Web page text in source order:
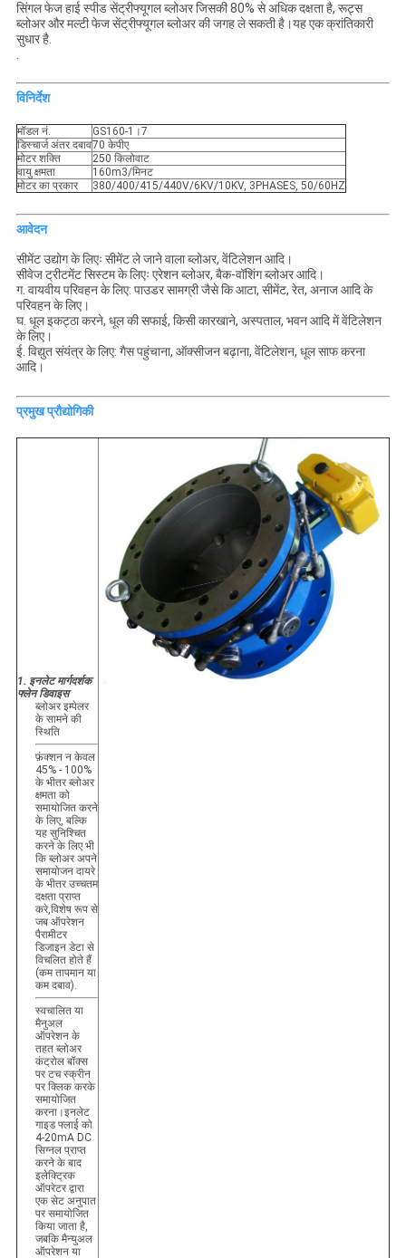
सिंगल फेज हाई स्पीड सेंट्रीफ्यूगल ब्लोअर जिसकी 80% से अधिक दक्षता है, रूट्स
ब्लोअर और मल्टी फेज सेंट्रीफ्यूगल ब्लोअर की जगह ले सकती है।यह एक क्रांतिकारी
सुधार है.
.
विनिर्देश
मॉडल नं.
GS160-1।7
डिस्चार्ज अंतर दबाव70 केपीए
मोटर शक्ति
250 किलोवाट
वायु क्षमता
160m3/मिनट
मोटर का प्रकार
380/400/415/440V/6KV/10KV, 3PHASES, 50/60HZ
आवेदन
सीमेंट उद्योग के लिएः सीमेंट ले जाने वाला ब्लोअर, वेंटिलेशन आदि।
सीवेज ट्रीटमेंट सिस्टम के लिएः एरेशन ब्लोअर, बैक-वॉशिंग ब्लोअर आदि।
ग. वायवीय परिवहन के लिए: पाउडर सामग्री जैसे कि आटा, सीमेंट, रेत, अनाज आदि के
परिवहन के लिए।
घ. धूल इकट्ठा करने, धूल की सफाई, किसी कारखाने, अस्पताल, भवन आदि में वेंटिलेशन
के लिए।
ई. विद्युत संयंत्र के लिए: गैस पहुंचाना, ऑक्सीजन बढ़ाना, वेंटिलेशन, धूल साफ करना
आदि।
प्रमुख प्रौद्योगिकी
1. इनलेट मार्गदर्शक
फ्लेन डिवाइस
ब्लोअर इम्पेलर
के सामने की
स्थिति
फ़ंक्शन न केवल
45% - 100%
के भीतर ब्लोअर
क्षमता को
समायोजित करने
के लिए, बल्कि
यह सुनिश्चित
करने के लिए भी
कि ब्लोअर अपने
समायोजन दायरे
के भीतर उच्चतम
दक्षता प्राप्त
करे,विशेष रूप से
जब ऑपरेशन
पैरामीटर
डिजाइन डेटा से
विचलित होते हैं
(कम तापमान या
कम दबाव).
स्वचालित या
मैनुअल
ऑपरेशन के
तहत ब्लोअर
कंट्रोल बॉक्स
पर टच स्क्रीन
पर क्लिक करके
समायोजित
करना।इनलेट
गाइड फ्लाई को
4-20mA DC
सिग्नल प्राप्त
करने के बाद
इलेक्ट्रिक
ऑपरेटर द्वारा
एक सेट अनुपात
पर समायोजित
किया जाता है,
जबकि मैन्युअल
ऑपरेशन या